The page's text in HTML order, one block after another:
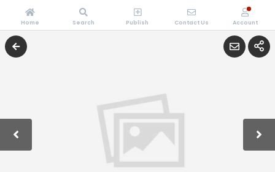
Home Search Publish Contact Us Account